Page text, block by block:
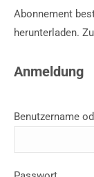
Abonnement
herunterladen.
Anmeldung
Benutzername